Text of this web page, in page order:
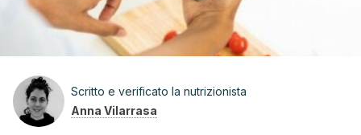
Scritto e verificato la nutrizionista
Anna Vilarrasa